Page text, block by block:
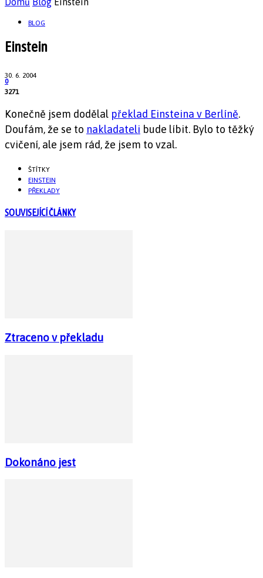
BLOG
Einstein
30. 6. 2004
0
3271
Konečně jsem dodělal překlad Einsteina v Berlíně.
Doufám, že se to nakladateli bude líbit. Bylo to těžký
cvičení, ale jsem rád, že jsem to vzal.
ŠTÍTKY
EINSTEIN
PŘEKLADY
SOUVISEJÍCÍ ČLÁNKY
Ztraceno v překladu
Dokonáno jest